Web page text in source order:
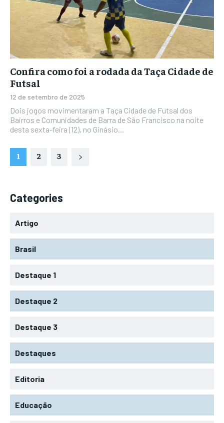
Confira como foi a rodada da Taça Cidade de
Futsal
12 de setembro de 2025
Dois jogos movimentaram a Taça Cidade de Futsal dos
Bairros e Comunidades de Barra de São Francisco na noite
desta sexta-feira (12), no Ginásio...
1 2 3
Categories
Artigo
Brasil
Destaque 1
Destaque 2
Destaque 3
Destaques
Editoria
Educação